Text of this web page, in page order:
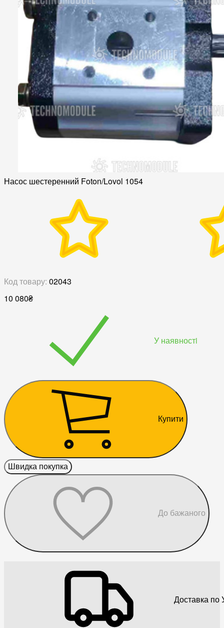
Насос шестеренний Foton/Lovol 1054
Код товару: 02043
10 080₴
У наявностi
Купити
Швидка покупка
До бажаного
Доставка по